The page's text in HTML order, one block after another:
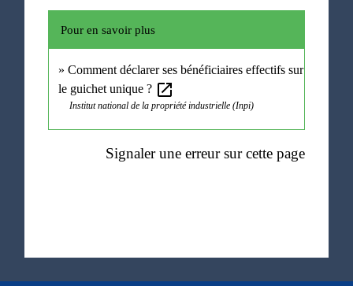
Pour en savoir plus
Comment déclarer ses bénéficiaires effectifs sur
le guichet unique ? open_in_new
Institut national de la propriété industrielle (Inpi)
Signaler une erreur sur cette page